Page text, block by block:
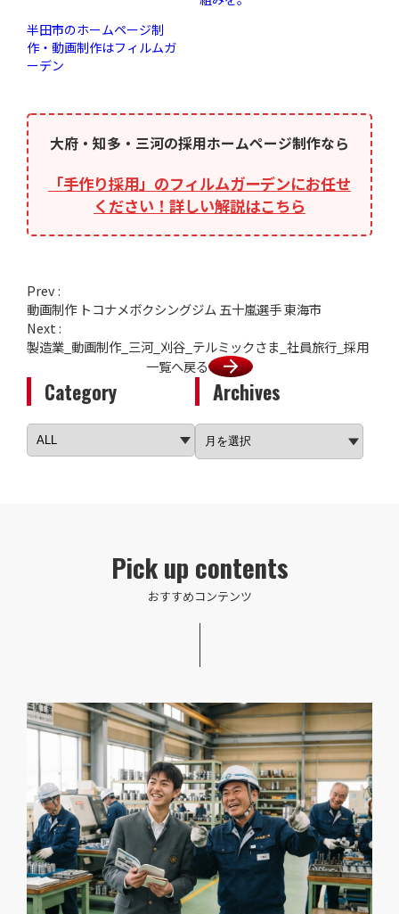
Category Archives
半田市のホームページ制
作・動画制作はフィルムガ
ーデン
大府・知多・三河の採用ホームページ制作なら
「手作り採用」のフィルムガーデンにお任せ
ください！詳しい解説はこちら
Prev :
動画制作 トコナメボクシングジム 五十嵐選手 東海市
一覧へ戻る
Next :
製造業_動画制作_三河_刈谷_テルミックさま_社員旅行_採用
Pick up contents
おすすめコンテンツ